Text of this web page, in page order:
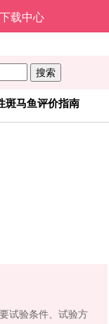
下载中心
斑马鱼评价指南
试验条件、试验方